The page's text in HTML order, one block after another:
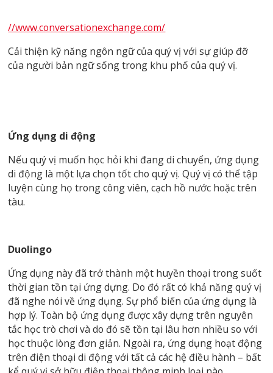
//www.conversationexchange.com/
Cải thiện kỹ năng ngôn ngữ của quý vị với sự giúp đỡ
của người bản ngữ sống trong khu phố của quý vị.
Ứng dụng di động
Nếu quý vị muốn học hỏi khi đang di chuyển, ứng dụng
di động là một lựa chọn tốt cho quý vị. Quý vị có thể tập
luyện cùng họ trong công viên, cạch hồ nước hoặc trên
tàu.
Duolingo
Ứng dụng này đã trở thành một huyền thoại trong suốt
thời gian tồn tại ứng dựng. Do đó rất có khả năng quý vị
đã nghe nói về ứng dụng. Sự phổ biến của ứng dụng là
hợp lý. Toàn bộ ứng dụng được xây dựng trên nguyên
tắc học trò chơi và do đó sẽ tồn tại lâu hơn nhiều so với
học thuộc lòng đơn giản. Ngoài ra, ứng dụng hoạt động
trên điện thoại di động với tất cả các hệ điều hành – bất